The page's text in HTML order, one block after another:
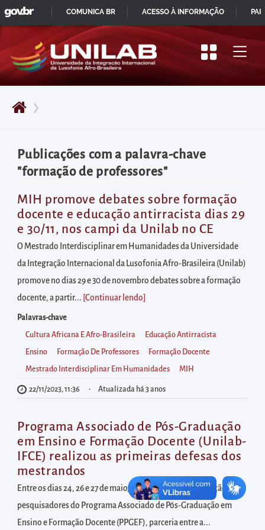
Pular
para
início
do
principal
Acessar
diretamente
o
menu
principal
Acessar
diretamente
à
área
para
realizar
buscas
internas
Acessar
diretamente
informações
postas
no
rodapé
❯
Publicações com a palavra-chave
"formação de professores"
MIH promove debates sobre formação
docente e educação antirracista dias 29
e 30/11, nos campi da Unilab no CE
O Mestrado Interdisciplinar em Humanidades da Universidade
da Integração Internacional da Lusofonia Afro-Brasileira (Unilab)
promove no dias 29 e 30 de novembro debates sobre a formação
docente, a partir... [Continuar lendo
Palavras-chave
Cultura Africana E Afro-Brasileira Educação Antirracista
Ensino Formação De Professores Formação Docente
Mestrado Interdisciplinar Em Humanidades MIH
22/11/2023, 11:36 Atualizada há 3 anos
Programa Associado de Pós-Graduação
em Ensino e Formação Docente (Unilab-
IFCE) realizou as primeiras defesas dos
mestrandos
Entre os dias 24, 26 e 27 de maio, os trabalhos de dissertação dos
pesquisadores do Programa Associado de Pós-Graduação em
Ensino e Formação Docente (PPGEF), parceria entre a...
IR
PARA
CONTEÚDO
GOVBR
COMUNICA BR ACESSO À INFORMAÇÃO